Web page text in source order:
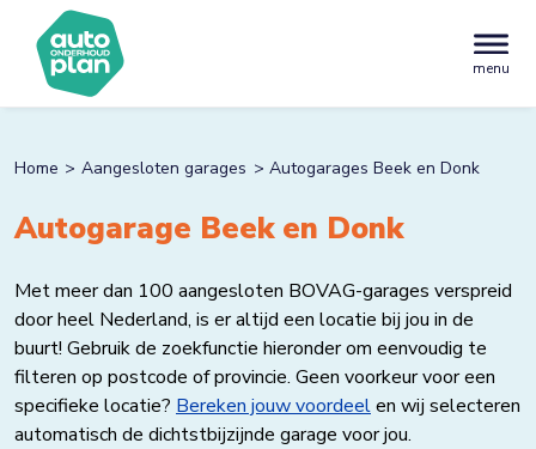
menu
Home Aangesloten garages Autogarages Beek en Donk
Autogarage Beek en Donk
Met meer dan 100 aangesloten BOVAG-garages verspreid
door heel Nederland, is er altijd een locatie bij jou in de
buurt! Gebruik de zoekfunctie hieronder om eenvoudig te
filteren op postcode of provincie. Geen voorkeur voor een
specifieke locatie? Bereken jouw voordeelen wij selecteren
automatisch de dichtstbijzijnde garage voor jou.